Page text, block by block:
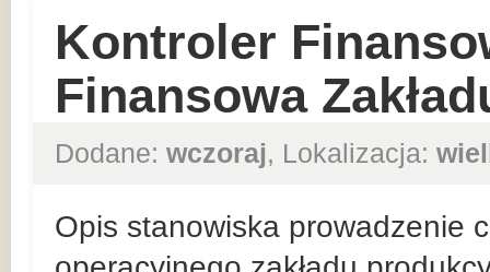
Kontroler
Finansowa
Dodane: wczoraj, Lokalizacja:
Opis stanowiska prowadzenie